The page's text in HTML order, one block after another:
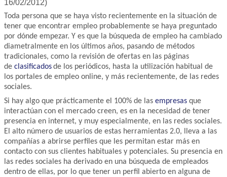
16/02/2012)
Toda persona que se haya visto recientemente en la situación de
tener que encontrar empleo probablemente se haya preguntado
por dónde empezar. Y es que la búsqueda de empleo ha cambiado
diametralmente en los últimos años, pasando de métodos
tradicionales, como la revisión de ofertas en las páginas
de clasificadosde los periódicos, hasta la utilización habitual de
los portales de empleo online, y más recientemente, de las redes
sociales.
Si hay algo que prácticamente el 100% de las empresas que
interactúan con el mercado creen, es en la necesidad de tener
presencia en internet, y muy especialmente, en las redes sociales.
El alto número de usuarios de estas herramientas 2.0, lleva a las
compañías a abrirse perfiles que les permitan estar más en
contacto con sus clientes habituales y potenciales. Su presencia en
las redes sociales ha derivado en una búsqueda de empleados
dentro de ellas, por lo que tener un perfil abierto en alguna de